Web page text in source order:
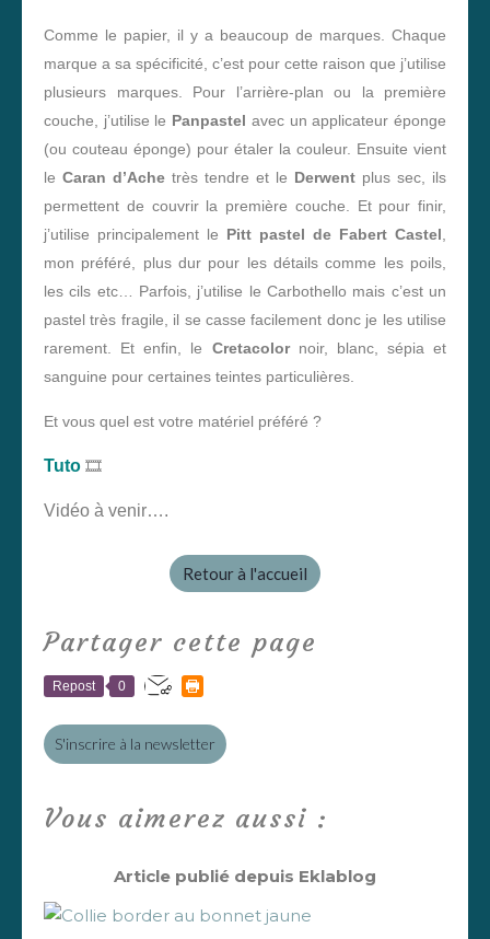
Comme le papier, il y a beaucoup de marques. Chaque
marque a sa spécificité, c’est pour cette raison que j’utilise
plusieurs marques. Pour l’arrière-plan ou la première
couche, j’utilise le Panpastel avec un applicateur éponge
(ou couteau éponge) pour étaler la couleur. Ensuite vient
le Caran d’Ache très tendre et le Derwent plus sec, ils
permettent de couvrir la première couche. Et pour finir,
j’utilise principalement le Pitt pastel de Fabert Castel
mon préféré, plus dur pour les détails comme les poils,
les cils etc… Parfois, j’utilise le Carbothello mais c’est un
pastel très fragile, il se casse facilement donc je les utilise
rarement. Et enfin, le Cretacolornoir, blanc, sépia et
sanguine pour certaines teintes particulières.
Et vous quel est votre matériel préféré ?
Tuto 🎞
Vidéo à venir….
Retour à l'accueil
Partager cette page
Repost 0
S'inscrire à la newsletter
Vous aimerez aussi :
Article publié depuis Eklablog